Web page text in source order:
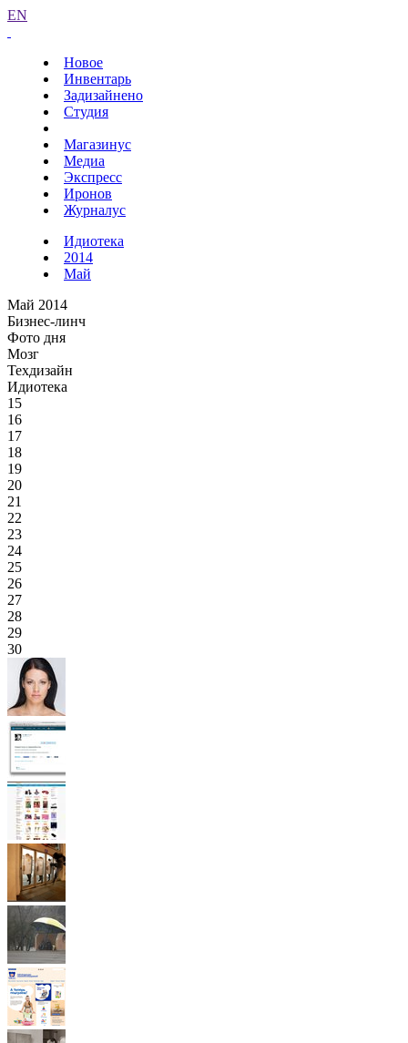
EN
Новое
Инвентарь
Задизайнено
Студия
Магазинус
Медиа
Экспресс
Иронов
Журналус
Идиотека
2014
Май
Май 2014
Бизнес-линч
Фото дня
Мозг
Техдизайн
Идиотека
15
16
17
18
19
20
21
22
23
24
25
26
27
28
29
30